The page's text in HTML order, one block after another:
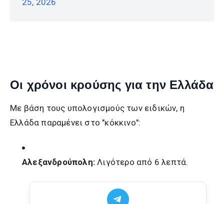
25, 2026
Οι χρόνοι κρούσης για την Ελλάδα
Με βάση τους υπολογισμούς των ειδικών, η
Ελλάδα παραμένει στο "κόκκινο":
Αλεξανδρούπολη: Λιγότερο από 6 λεπτά.